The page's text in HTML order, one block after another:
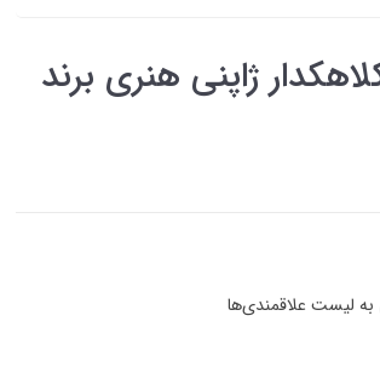
فلزی کلاهکدار ژاپنی هنری برند